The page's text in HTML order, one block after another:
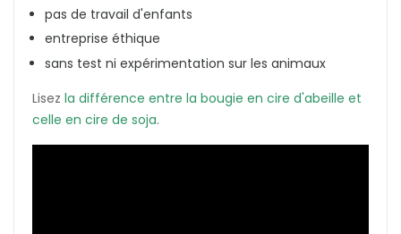
pas de travail d'enfants
entreprise éthique
sans test ni expérimentation sur les animaux
Lisez la différence entre la bougie en cire d'abeille et
celle en cire de soja.